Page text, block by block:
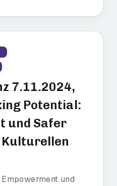
7.11.2024,
Potential:
und Safer
Kulturellen
und